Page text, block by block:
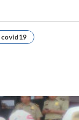
covid19